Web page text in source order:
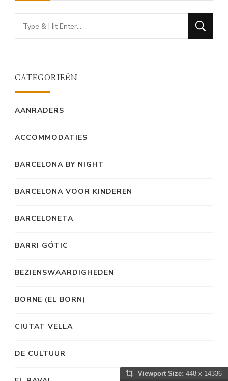
Looking
for
CATEGORIEËN
AANRADERS
ACCOMMODATIES
BARCELONA BY NIGHT
BARCELONA VOOR KINDEREN
BARCELONETA
BARRI GÓTIC
BEZIENSWAARDIGHEDEN
BORNE (EL BORN)
CIUTAT VELLA
DE CULTUUR
Viewport Size: 448 x 14336